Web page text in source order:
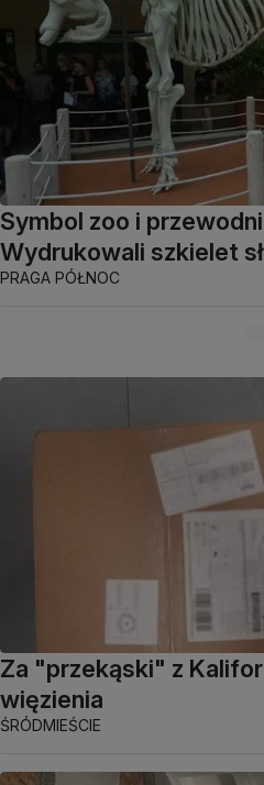
Symbol zoo i
Wydrukowali szkielet
PRAGA PÓŁNOC
Za "przekąski" z
więzienia
ŚRÓDMIEŚCIE